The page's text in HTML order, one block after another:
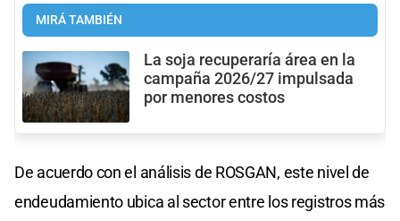
MIRÁ TAMBIÉN
La soja recuperaría área en la
campaña 2026/27 impulsada
por menores costos
De acuerdo con el análisis de ROSGAN, este nivel de
endeudamiento ubica al sector entre los registros más